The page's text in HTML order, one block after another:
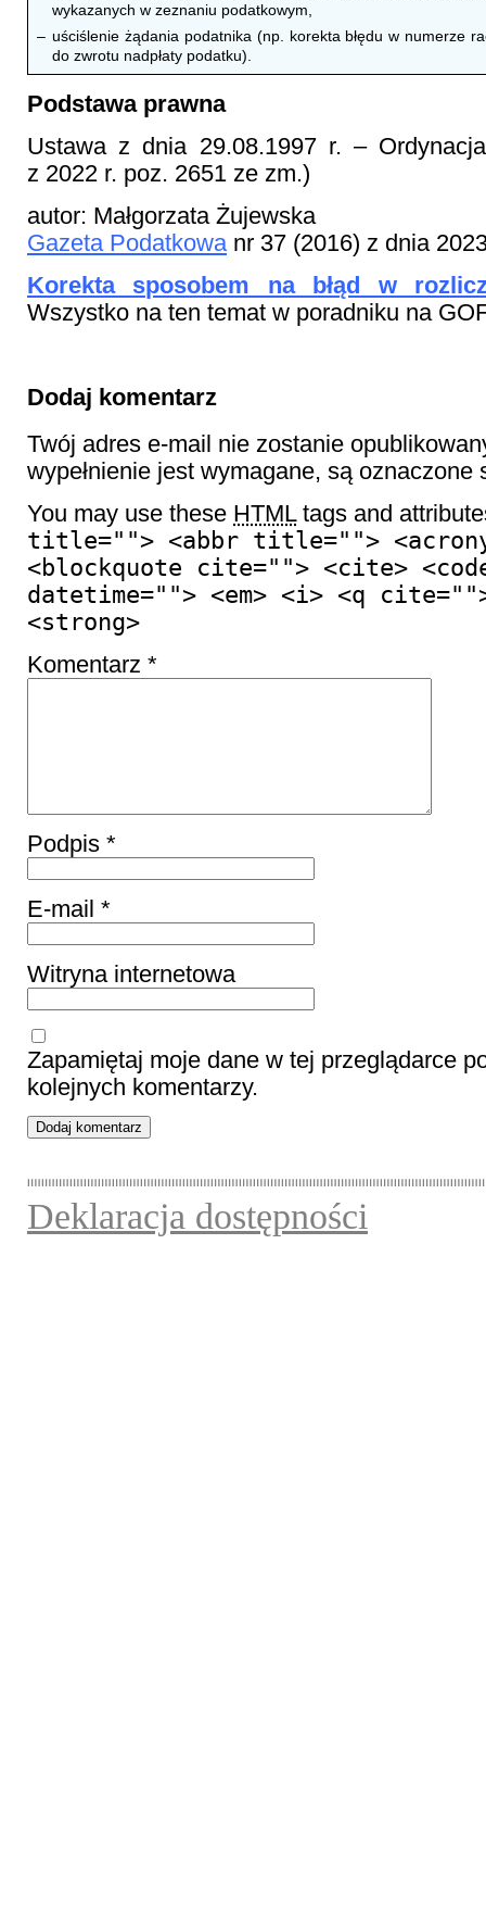
wykazanych w zeznaniu podatkowym,
– uściślenie żądania podatnika (np. korekta błędu w numerze
do zwrotu nadpłaty podatku).
Podstawa prawna
Ustawa z dnia 29.08.1997 r. –
z 2022 r. poz. 2651 ze zm.)
autor: Małgorzata Żujewska
Gazeta Podatkowanr 37 (2016) z dnia
Korekta sposobem na błąd w
Wszystko na ten temat w poradniku na
Dodaj komentarz
Twój adres e-mail nie zostanie
wypełnienie jest wymagane, są
You may use these HTMLtags and
title=""> <abbr title="">
<blockquote cite=""> <cite>
datetime=""> <em> <i> <q
<strong>
Komentarz *
Podpis *
E-mail *
Witryna internetowa
Zapamiętaj moje dane w tej przeglądarce
kolejnych komentarzy.
Deklaracja dostępności